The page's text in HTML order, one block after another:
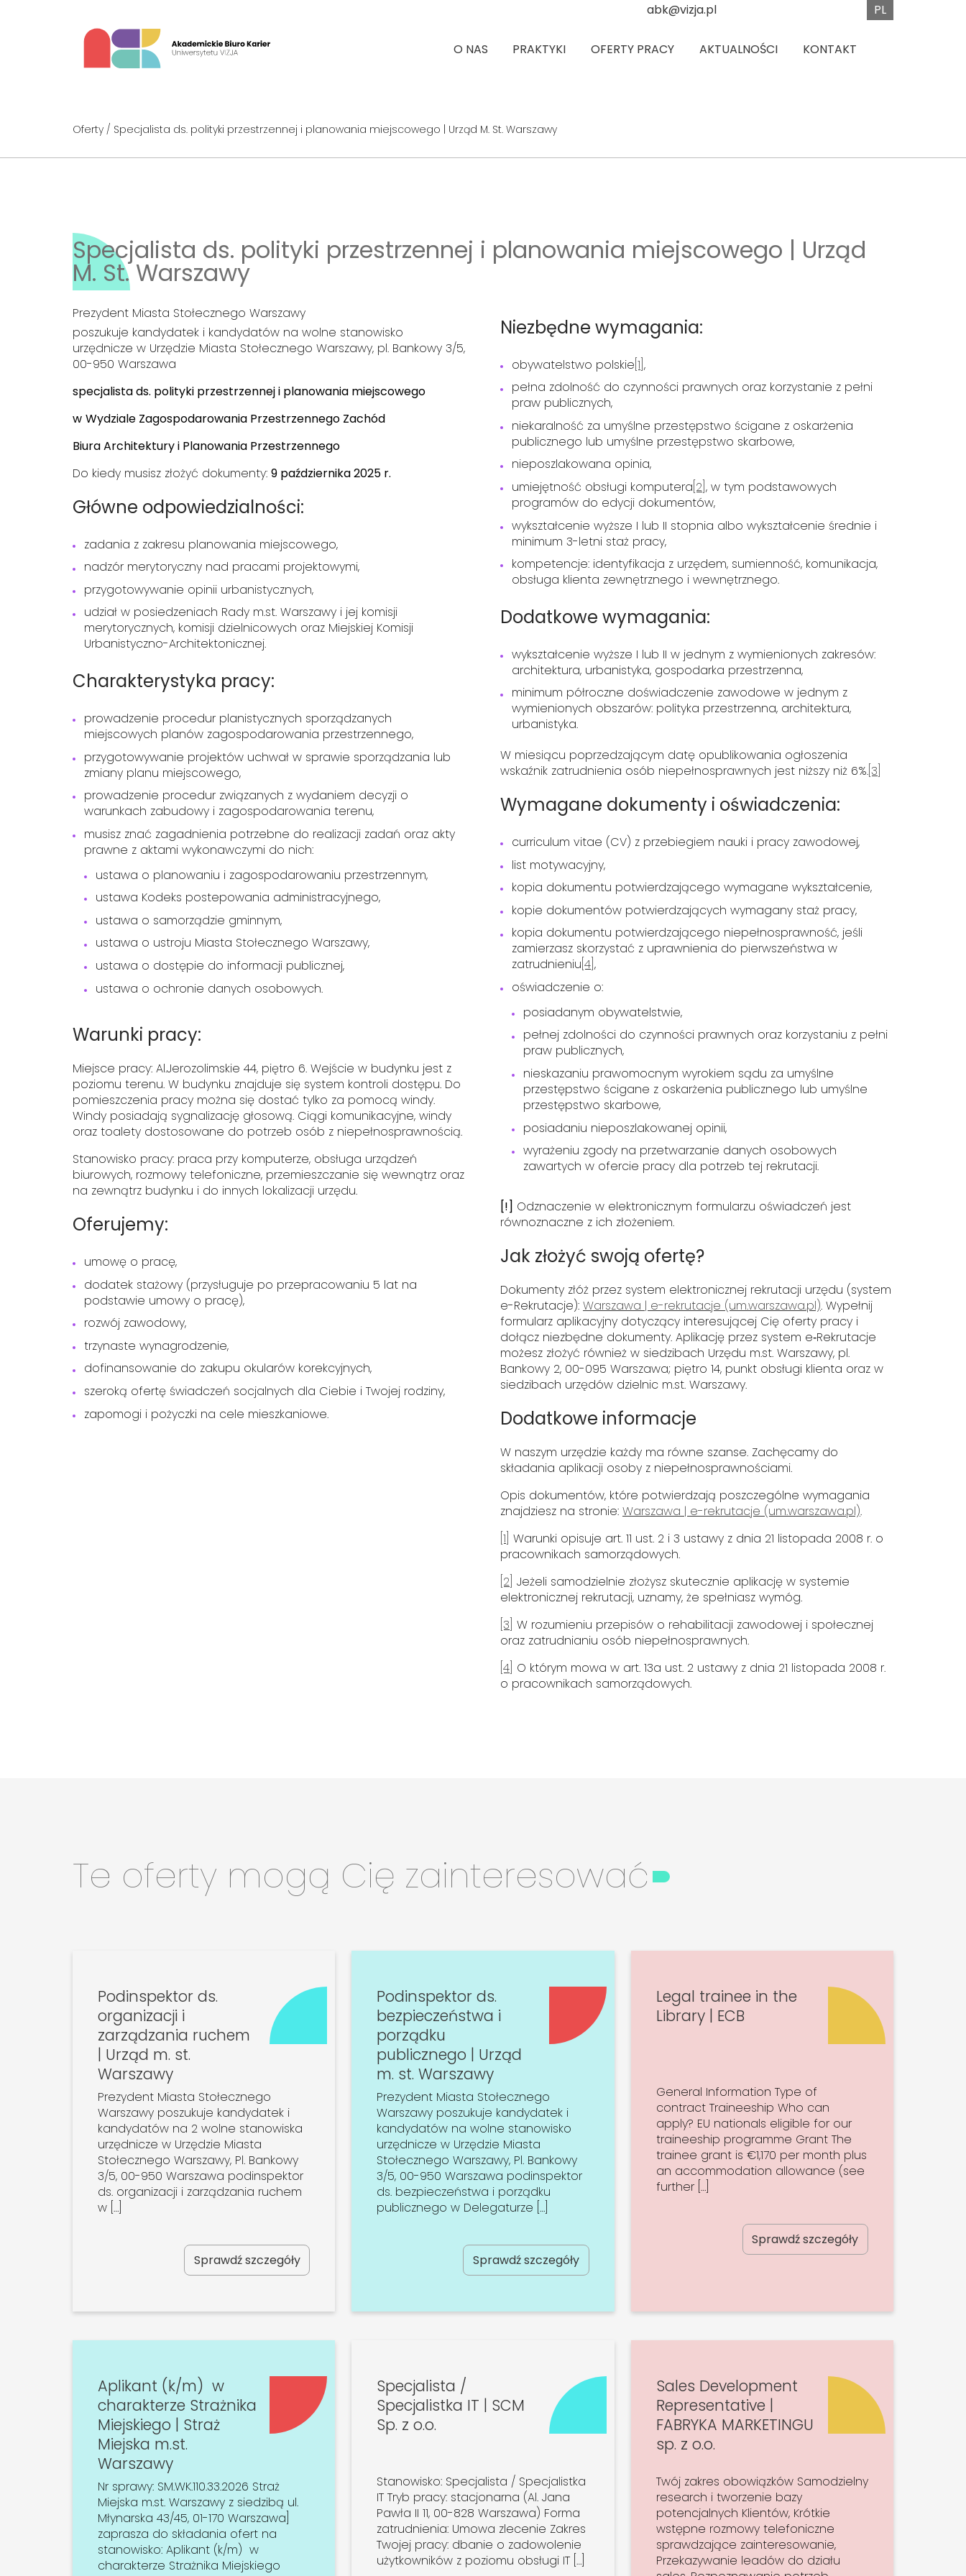
abk@vizja.pl PL
O NAS PRAKTYKI OFERTY PRACY AKTUALNOŚCI KONTAKT
Oferty/ Specjalista ds. polityki przestrzennej i planowania miejscowego | Urząd M. St. Warszawy
Specjalista ds. polityki przestrzennej i planowania miejscowego | Urząd
M. St. Warszawy
Prezydent Miasta Stołecznego Warszawy
poszukuje kandydatek i kandydatów na wolne stanowisko
urzędnicze w Urzędzie Miasta Stołecznego Warszawy, pl. Bankowy 3/5,
00-950 Warszawa
specjalista ds. polityki przestrzennej i planowania miejscowego
w Wydziale Zagospodarowania Przestrzennego Zachód
Biura Architektury i Planowania Przestrzennego
Do kiedy musisz złożyć dokumenty: 9 października 2025 r.
Główne odpowiedzialności:
zadania z zakresu planowania miejscowego,
nadzór merytoryczny nad pracami projektowymi,
przygotowywanie opinii urbanistycznych,
udział w posiedzeniach Rady m.st. Warszawy i jej komisji
merytorycznych, komisji dzielnicowych oraz Miejskiej Komisji
Urbanistyczno-Architektonicznej.
Charakterystyka pracy:
prowadzenie procedur planistycznych sporządzanych
miejscowych planów zagospodarowania przestrzennego,
przygotowywanie projektów uchwał w sprawie sporządzania lub
zmiany planu miejscowego,
prowadzenie procedur związanych z wydaniem decyzji o
warunkach zabudowy i zagospodarowania terenu,
musisz znać zagadnienia potrzebne do realizacji zadań oraz akty
prawne z aktami wykonawczymi do nich:
ustawa o planowaniu i zagospodarowaniu przestrzennym,
ustawa Kodeks postepowania administracyjnego,
ustawa o samorządzie gminnym,
ustawa o ustroju Miasta Stołecznego Warszawy,
ustawa o dostępie do informacji publicznej,
ustawa o ochronie danych osobowych.
Warunki pracy:
Miejsce pracy: Al.Jerozolimskie 44, piętro 6. Wejście w budynku jest z
poziomu terenu. W budynku znajduje się system kontroli dostępu. Do
pomieszczenia pracy można się dostać tylko za pomocą windy.
Windy posiadają sygnalizację głosową. Ciągi komunikacyjne, windy
oraz toalety dostosowane do potrzeb osób z niepełnosprawnością.
Stanowisko pracy: praca przy komputerze, obsługa urządzeń
biurowych, rozmowy telefoniczne, przemieszczanie się wewnątrz oraz
na zewnątrz budynku i do innych lokalizacji urzędu.
Oferujemy:
umowę o pracę,
dodatek stażowy (przysługuje po przepracowaniu 5 lat na
podstawie umowy o pracę),
rozwój zawodowy,
trzynaste wynagrodzenie,
dofinansowanie do zakupu okularów korekcyjnych,
szeroką ofertę świadczeń socjalnych dla Ciebie i Twojej rodziny,
zapomogi i pożyczki na cele mieszkaniowe.
Niezbędne wymagania:
obywatelstwo polskie [1] ,
pełna zdolność do czynności prawnych oraz korzystanie z pełni
praw publicznych,
niekaralność za umyślne przestępstwo ścigane z oskarżenia
publicznego lub umyślne przestępstwo skarbowe,
nieposzlakowana opinia,
umiejętność obsługi komputera [2] , w tym podstawowych
programów do edycji dokumentów,
wykształcenie wyższe I lub II stopnia albo wykształcenie średnie i
minimum 3-letni staż pracy,
kompetencje: identyfikacja z urzędem, sumienność, komunikacja,
obsługa klienta zewnętrznego i wewnętrznego.
Dodatkowe wymagania:
wykształcenie wyższe I lub II w jednym z wymienionych zakresów:
architektura, urbanistyka, gospodarka przestrzenna,
minimum półroczne doświadczenie zawodowe w jednym z
wymienionych obszarów: polityka przestrzenna, architektura,
urbanistyka.
W miesiącu poprzedzającym datę opublikowania ogłoszenia
wskaźnik zatrudnienia osób niepełnosprawnych jest niższy niż 6%.[3]
Wymagane dokumenty i oświadczenia:
curriculum vitae (CV) z przebiegiem nauki i pracy zawodowej,
list motywacyjny,
kopia dokumentu potwierdzającego wymagane wykształcenie,
kopie dokumentów potwierdzających wymagany staż pracy,
kopia dokumentu potwierdzającego niepełnosprawność, jeśli
zamierzasz skorzystać z uprawnienia do pierwszeństwa w
zatrudnieniu [4] ,
oświadczenie o:
posiadanym obywatelstwie,
pełnej zdolności do czynności prawnych oraz korzystaniu z pełni
praw publicznych,
nieskazaniu prawomocnym wyrokiem sądu za umyślne
przestępstwo ścigane z oskarżenia publicznego lub umyślne
przestępstwo skarbowe,
posiadaniu nieposzlakowanej opinii,
wyrażeniu zgody na przetwarzanie danych osobowych
zawartych w ofercie pracy dla potrzeb tej rekrutacji.
[!] Odznaczenie w elektronicznym formularzu oświadczeń jest
równoznaczne z ich złożeniem.
Jak złożyć swoją ofertę?
Dokumenty złóż przez system elektronicznej rekrutacji urzędu (system
e-Rekrutacje): Warszawa | e-rekrutacje (um.warszawa.pl). Wypełnij
formularz aplikacyjny dotyczący interesującej Cię oferty pracy i
dołącz niezbędne dokumenty. Aplikację przez system e‑Rekrutacje
możesz złożyć również w siedzibach Urzędu m.st. Warszawy, pl.
Bankowy 2, 00-095 Warszawa; piętro 14, punkt obsługi klienta oraz w
siedzibach urzędów dzielnic m.st. Warszawy.
Dodatkowe informacje
W naszym urzędzie każdy ma równe szanse. Zachęcamy do
składania aplikacji osoby z niepełnosprawnościami.
Opis dokumentów, które potwierdzają poszczególne wymagania
znajdziesz na stronie: Warszawa | e-rekrutacje (um.warszawa.pl).
[1] Warunki opisuje art. 11 ust. 2 i 3 ustawy z dnia 21 listopada 2008 r. o
pracownikach samorządowych.
[2] Jeżeli samodzielnie złożysz skutecznie aplikację w systemie
elektronicznej rekrutacji, uznamy, że spełniasz wymóg.
[3] W rozumieniu przepisów o rehabilitacji zawodowej i społecznej
oraz zatrudnianiu osób niepełnosprawnych.
[4] O którym mowa w art. 13a ust. 2 ustawy z dnia 21 listopada 2008 r.
o pracownikach samorządowych.
Te oferty mogą Cię zainteresować
Podinspektor ds.
organizacji i
zarządzania ruchem
| Urząd m. st.
Warszawy
Prezydent Miasta Stołecznego
Warszawy poszukuje kandydatek i
kandydatów na 2 wolne stanowiska
urzędnicze w Urzędzie Miasta
Stołecznego Warszawy, Pl. Bankowy
3/5, 00-950 Warszawa podinspektor
ds. organizacji i zarządzania ruchem
w […]
Sprawdź szczegóły
Podinspektor ds.
bezpieczeństwa i
porządku
publicznego | Urząd
m. st. Warszawy
Prezydent Miasta Stołecznego
Warszawy poszukuje kandydatek i
kandydatów na wolne stanowisko
urzędnicze w Urzędzie Miasta
Stołecznego Warszawy, Pl. Bankowy
3/5, 00-950 Warszawa podinspektor
ds. bezpieczeństwa i porządku
publicznego w Delegaturze […]
Sprawdź szczegóły
Legal trainee in the
Library | ECB
General Information Type of
contract Traineeship Who can
apply? EU nationals eligible for our
traineeship programme Grant The
trainee grant is €1,170 per month plus
an accommodation allowance (see
further […]
Sprawdź szczegóły
Aplikant (k/m) w
charakterze Strażnika
Miejskiego | Straż
Miejska m.st.
Warszawy
Nr sprawy: SM.WK.110.33.2026 Straż
Miejska m.st. Warszawy z siedzibą ul.
Młynarska 43/45, 01-170 Warszawa]
zaprasza do składania ofert na
stanowisko: Aplikant (k/m) w
charakterze Strażnika Miejskiego
Specjalista /
Specjalistka IT | SCM
Sp. z o.o.
Stanowisko: Specjalista / Specjalistka
IT Tryb pracy: stacjonarna (Al. Jana
Pawła II 11, 00-828 Warszawa) Forma
zatrudnienia: Umowa zlecenie Zakres
Twojej pracy: dbanie o zadowolenie
użytkowników z poziomu obsługi IT […]
Sales Development
Representative |
FABRYKA MARKETINGU
sp. z o.o.
Twój zakres obowiązków Samodzielny
research i tworzenie bazy
potencjalnych Klientów, Krótkie
wstępne rozmowy telefoniczne
sprawdzające zainteresowanie,
Przekazywanie leadów do działu